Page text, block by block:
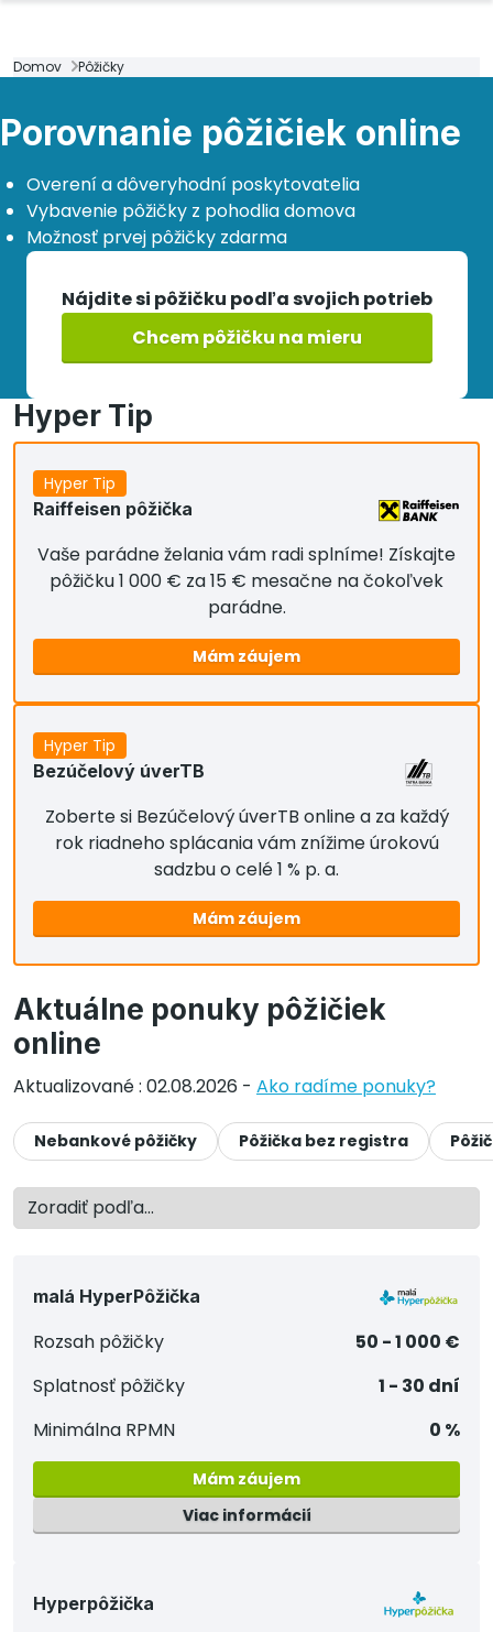
Domov Pôžičky
Porovnanie pôžičiek online
Overení a dôveryhodní poskytovatelia
Vybavenie pôžičky z pohodlia domova
Možnosť prvej pôžičky zdarma
Nájdite si pôžičku podľa svojich potrieb
Chcem pôžičku na mieru
Hyper Tip
Hyper Tip
Raiffeisen pôžička
Vaše parádne želania vám radi splníme! Získajte
pôžičku 1 000 € za 15 € mesačne na čokoľvek
parádne.
Mám záujem
Hyper Tip
Bezúčelový úverTB
Zoberte si Bezúčelový úverTB online a za každý
rok riadneho splácania vám znížime úrokovú
sadzbu o celé 1 % p. a.
Mám záujem
Aktuálne ponuky pôžičiek
online
Aktualizované : 02.08.2026 - Ako radíme ponuky?
Nebankové pôžičky Pôžička bez registra
malá HyperPôžička
Rozsah pôžičky
50 - 1 000 €
Splatnosť pôžičky
1 - 30 dní
Minimálna RPMN
0 %
Mám záujem
Viac informácií
Hyperpôžička